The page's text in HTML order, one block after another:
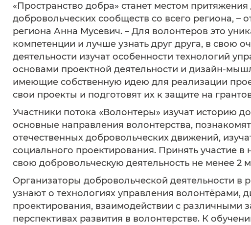
«Пространство добра» станет местом
добровольческих сообществ со всего региона,
региона Анна Мусевич. – Для волонтеров это
компетенции и лучше узнать друг друга, в свою
деятельности изучат особенности технологий
основами проектной деятельности и дизайн-
имеющие собственную идею для реализации
свои проекты и подготовят их к защите на
Участники потока «Волонтеры» изучат историю
основные направления волонтерства,
отечественных добровольческих движений,
социального проектирования. Принять участие
свою добровольческую деятельность не менее 2
Организаторы добровольческой деятельности в
узнают о технологиях управления волонтёрами,
проектирования, взаимодействии с различными
перспективах развития в волонтерстве. К